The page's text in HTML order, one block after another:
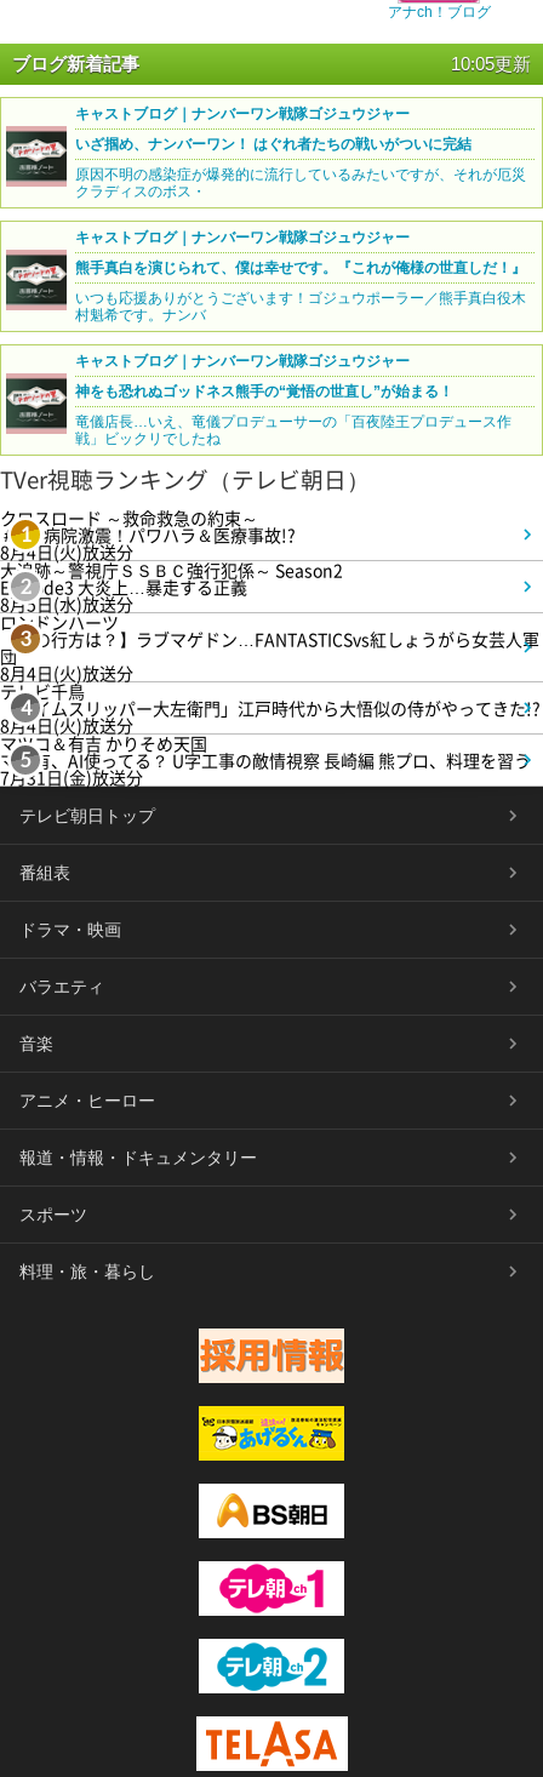
アナch！ブログ
ブログ新着記事 10:05更新
キャストブログ｜ナンバーワン戦隊ゴジュウジャー
いざ掴め、ナンバーワン！ はぐれ者たちの戦いがついに完結
原因不明の感染症が爆発的に流行しているみたいですが、それが厄災
クラディスのボス・
キャストブログ｜ナンバーワン戦隊ゴジュウジャー
熊手真白を演じられて、僕は幸せです。『これが俺様の世直しだ！』
いつも応援ありがとうございます！ゴジュウポーラー／熊手真白役木
村魁希です。ナンバ
キャストブログ｜ナンバーワン戦隊ゴジュウジャー
神をも恐れぬゴッドネス熊手の“覚悟の世直し”が始まる！
竜儀店長…いえ、竜儀プロデューサーの「百夜陸王プロデュース作
戦」ビックリでしたね
TVer視聴ランキング（テレビ朝日）
1
クロスロード ～救命救急の約束～
＃5 病院激震！パワハラ＆医療事故!?
8月4日(火)放送分
2
大追跡～警視庁ＳＳＢＣ強行犯係～ Season2
Episode3 大炎上…暴走する正義
8月5日(水)放送分
3
ロンドンハーツ
【恋の行方は？】ラブマゲドン…FANTASTICSvs紅しょうがら女芸人軍
団
8月4日(火)放送分
4
テレビ千鳥
「タイムスリッパー大左衛門」江戸時代から大悟似の侍がやってきた!?
8月4日(火)放送分
5
マツコ＆有吉 かりそめ天国
マツ有、AI使ってる？ U字工事の敵情視察 長崎編 熊プロ、料理を習う
7月31日(金)放送分
テレビ朝日トップ
番組表
ドラマ・映画
バラエティ
音楽
アニメ・ヒーロー
報道・情報・ドキュメンタリー
スポーツ
料理・旅・暮らし